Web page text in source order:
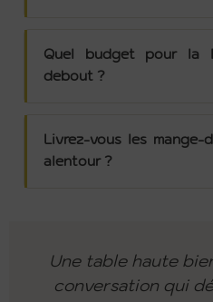
Quel budget pour la
debout ?
Livrez-vous les mange-
alentour ?
Une table haute
conversation qui